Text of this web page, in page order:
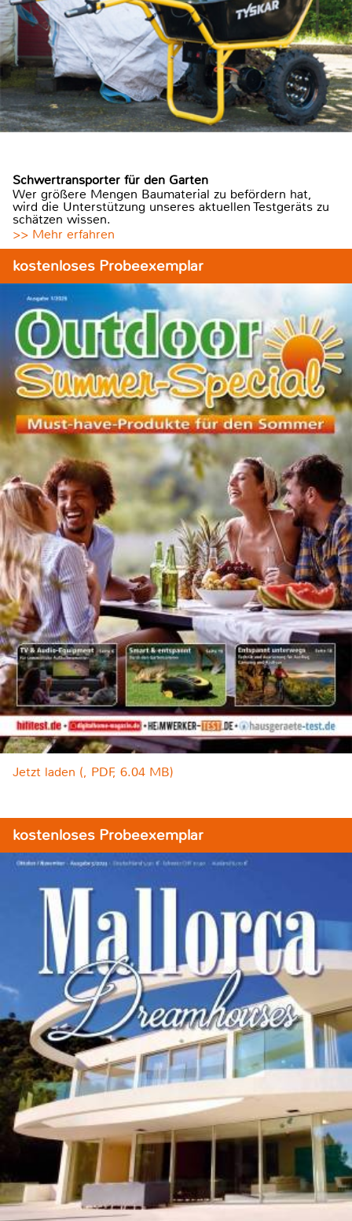
Schwertransporter für den Garten
Wer größere Mengen Baumaterial zu befördern hat,
wird die Unterstützung unseres aktuellen Testgeräts zu
schätzen wissen.
>> Mehr erfahren
kostenloses Probeexemplar
Jetzt laden (, PDF, 6.04 MB)
kostenloses Probeexemplar